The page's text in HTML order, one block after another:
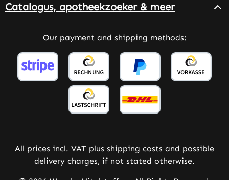
Catalogus, apotheekzoeker & meer
Our payment and shipping methods:
All prices incl. VAT plus shipping costs and possible
delivery charges, if not stated otherwise.